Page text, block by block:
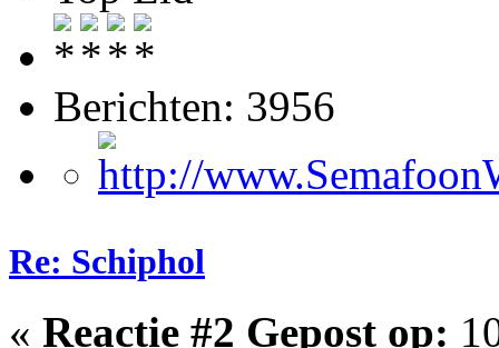
Berichten: 3956
Re: Schiphol
« Reactie #2 Gepost op: